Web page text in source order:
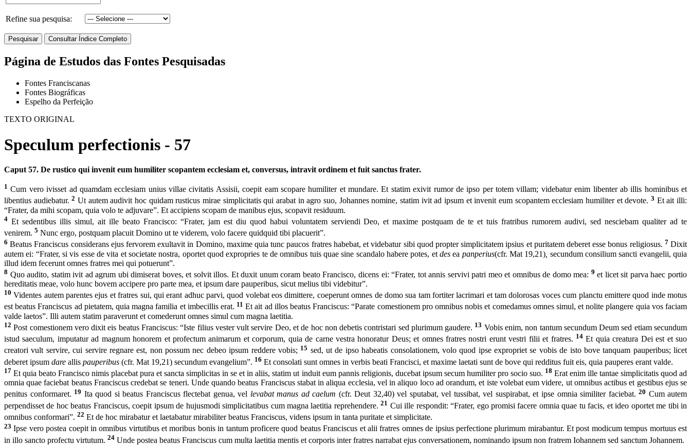
Refine sua pesquisa:
Página de Estudos das Fontes Pesquisadas
Fontes Franciscanas
Fontes Biográficas
Espelho da Perfeição
TEXTO ORIGINAL
Speculum perfectionis - 57
Caput 57. De rustico qui invenit eum humiliter scopantem ecclesiam et, conversus, intravit ordinem et fuit sanctus frater.
1 Cum vero ivisset ad quamdam ecclesiam unius villae civitatis Assisii, coepit eam scopare humiliter et mundare. Et statim exivit rumor de ipso per totem villam; videbatur enim libenter ab illis hominibus et
libentius audiebatur.2 Ut autem audivit hoc quidam rusticus mirae simplicitatis qui arabat in agro suo, Johannes nomine, statim ivit ad ipsum et invenit eum scopantem ecclesiam humiliter et devote. 3 Et ait illi:
“Frater, da mihi scopam, quia volo te adjuvare”. Et accipiens scopam de manibus ejus, scopavit residuum.
4 Et sedentibus illis simul, ait ille beato Francisco: “Frater, jam est diu quod habui voluntatem serviendi Deo, et maxime postquam de te et tuis fratribus rumorem audivi, sed nesciebam qualiter ad te
venirem. 5 Nunc ergo, postquam placuit Domino ut te viderem, volo facere quidquid tibi placuerit”.
6 Beatus Franciscus considerans ejus fervorem exultavit in Domino, maxime quia tunc paucos fratres habebat, et videbatur sibi quod propter simplicitatem ipsius et puritatem deberet esse bonus religiosus. 7 Dixit
autem ei: “Frater, si vis esse de vita et societate nostra, oportet quod expropries te de omnibus tuis quae sine scandalo habere potes, et desea panperius(cfr. Mat 19,21) secundum consilium sancti evangelii, quia
illud idem fecerunt omnes fratres mei qui potuerunt”.
8 Quo audito, statim ivit ad agrum ubi dimiserat boves, et solvit illos. Et duxit unum coram beato Francisco, dicens ei: “Frater, tot annis servivi patri meo et omnibus de domo mea: 9 et licet sit parva haec portio
hereditatis meae, volo hunc bovem accipere pro parte mea, et ipsum dare pauperibus, sicut melius tibi videbitur”.
10 Videntes autem parentes ejus et fratres sui, qui erant adhuc parvi, quod volebat eos dimittere, coeperunt omnes de domo sua tam fortiter lacrimari et tam dolorosas voces cum planctu emittere quod inde motus
est beatus Franciscus ad pietatem, quia magna familia et imbecillis erat. 11 Et ait ad illos beatus Franciscus: “Parate comestionem pro omnibus nobis et comedamus omnes simul, et nolite plangere quia vos faciam
valde laetos”. Illi autem statim paraverunt et comederunt omnes simul cum magna laetitia.
12 Post comestionem vero dixit eis beatus Franciscus: “Iste filius vester vult servire Deo, et de hoc non debetis contristari sed plurimum gaudere. 13 Vobis enim, non tantum secundum Deum sed etiam secundum
istud saeculum, imputatur ad magnum honorem et profectum animarum et corporum, quia de carne vestra honoratur Deus; et omnes fratres nostri erunt vestri filii et fratres. 14 Et quia creatura Dei est et suo
creatori vult servire, cui servire regnare est, non possum nec debeo ipsum reddere vobis; 15 sed, ut de ipso habeatis consolationem, volo quod ipse expropriet se vobis de isto bove tanquam pauperibus; licet
deberet ipsum dare allis pauperibus (cfr. Mat 19,21) secundum evangelium”. 16 Et consolati sunt omnes in verbis beati Francisci, et maxime laetati sunt de bove qui redditus fuit eis, quia pauperes erant valde.
17 Et quia beato Francisco nimis placebat pura et sancta simplicitas in se et in aliis, statim ut induit eum pannis religionis, ducebat ipsum secum humiliter pro socio suo. 18 Erat enim ille tantae simplicitatis quod ad
omnia quae faciebat beatus Franciscus credebat se teneri. Unde quando beatus Franciscus stabat in aliqua ecclesia, vel in aliquo loco ad orandum, et iste volebat eum videre, ut omnibus actibus et gestibus ejus se
penitus conformaret. 19 Ita quod si beatus Franciscus flectebat genua, vel levabat manus ad caelum (cfr. Deut 32,40) vel sputabat, vel tussibat, vel suspirabat, et ipse omnia similiter faciebat.20 Cum autem
perpendisset de hoc beatus Franciscus, coepit ipsum de hujusmodi simplicitatibus cum magna laetitia reprehendere.21 Cui ille respondit: “Frater, ego promisi facere omnia quae tu facis, et ideo oportet me tibi in
omnibus conformari”. 22 Et de hoc mirabatur et laetabatur mirabiliter beatus Franciscus, videns ipsum in tanta puritate et simplicitate.
23 Ipse vero postea coepit in omnibus virtutibus et moribus bonis in tantum proficere quod beatus Franciscus et alii fratres omnes de ipsius perfectione plurimum mirabantur. Et post modicum tempus mortuus est
in illo sancto profectu virtutum. 24 Unde postea beatus Franciscus cum multa laetitia mentis et corporis inter fratres narrabat ejus conversationem, nominando ipsum non fratrem Iohannem sed sanctum Johannem.